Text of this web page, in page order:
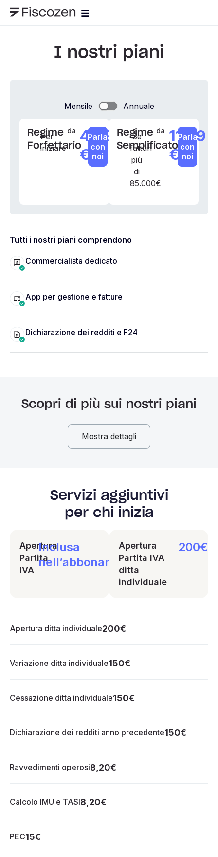
I nostri piani
Tutti i nostri piani comprendono
Commercialista dedicato
App per gestione e fatture
Dichiarazione dei redditi e F24
Mensile Annuale
Regime
Forfettario
Per
iniziare
da 49,9
€
Parla
con
noi
Regime
Semplificato
Se
fatturi
più
di
85.000€
da 119,9
€
Parla
con
noi
Scopri di più sui nostri piani
Mostra dettagli
Servizi aggiuntivi
per chi inizia
Apertura
Partita
IVA
Inclusa
nell’abbonamento
Apertura
Partita IVA
ditta
individuale
200€
Apertura ditta individuale200€
Variazione ditta individuale150€
Cessazione ditta individuale150€
Dichiarazione dei redditi anno precedente150€
Ravvedimenti operosi8,20€
Calcolo IMU e TASI8,20€
PEC15€